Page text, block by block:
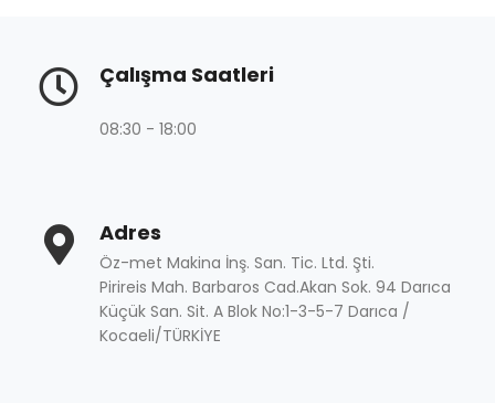
Çalışma Saatleri
08:30 - 18:00
Adres
Öz-met Makina İnş. San. Tic. Ltd. Şti.
Pirireis Mah. Barbaros Cad.Akan Sok. 94 Darıca
Küçük San. Sit. A Blok No:1-3-5-7 Darıca /
Kocaeli/TÜRKİYE